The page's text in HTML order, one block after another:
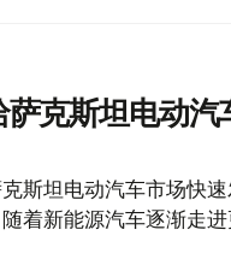
克斯坦电动汽
斯坦电动汽车市场快
着新能源汽车逐渐走